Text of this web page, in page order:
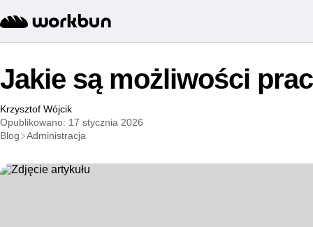
Jakie są możliwości
Krzysztof Wójcik
Opublikowano: 17 stycznia 2026
Blog
Administracja